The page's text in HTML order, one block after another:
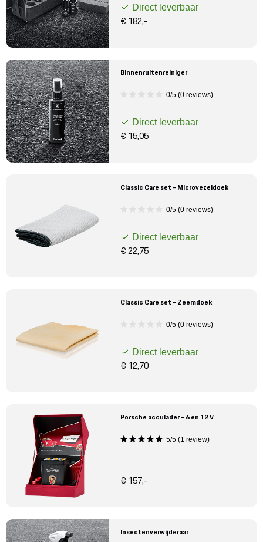
Direct leverbaar
€ 182,-
Binnenruitenreiniger
0/5 (0 reviews)
Direct leverbaar
€ 15,05
Classic Care set - Microvezeldoek
0/5 (0 reviews)
Direct leverbaar
€ 22,75
Classic Care set - Zeemdoek
0/5 (0 reviews)
Direct leverbaar
€ 12,70
Porsche acculader - 6 en 12 V
5/5 (1 review)
€ 157,-
Insectenverwijderaar